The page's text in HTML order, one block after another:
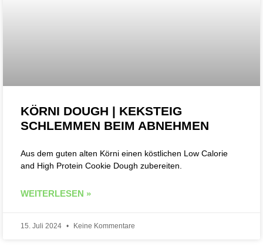
KÖRNI DOUGH | KEKSTEIG
SCHLEMMEN BEIM ABNEHMEN
Aus dem guten alten Körni einen köstlichen Low Calorie
and High Protein Cookie Dough zubereiten.
WEITERLESEN »
15. Juli 2024 Keine Kommentare